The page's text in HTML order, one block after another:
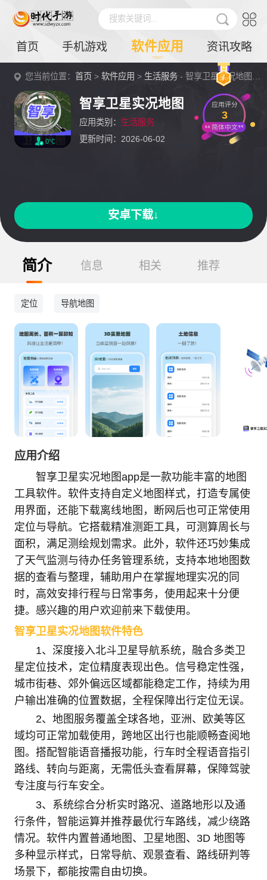
搜索关键词...
首页 手机游戏 软件应用 资讯攻略
您当前位置：首页 >软件应用 > 生活服务 - 智享卫星实况地图详情
0℃
智享卫星实况地图
应用类别： 生活服务
更新时间：2026-06-02
应用评分
3
简体中文
安卓下载↓
简介 信息 相关 推荐
定位 导航地图
应用介绍
智享卫星实况地图app是一款功能丰富的地图
工具软件。软件支持自定义地图样式，打造专属使
用界面，还能下载离线地图，断网后也可正常使用
定位与导航。它搭载精准测距工具，可测算周长与
面积，满足测绘规划需求。此外，软件还巧妙集成
了天气监测与待办任务管理系统，支持本地地图数
据的查看与整理，辅助用户在掌握地理实况的同
时，高效安排行程与日常事务，使用起来十分便
捷。感兴趣的用户欢迎前来下载使用。
智享卫星实况地图软件特色
1、深度接入北斗卫星导航系统，融合多类卫
星定位技术，定位精度表现出色。信号稳定性强，
城市街巷、郊外偏远区域都能稳定工作，持续为用
户输出准确的位置数据，全程保障出行定位无误。
2、地图服务覆盖全球各地，亚洲、欧美等区
域均可正常加载使用，跨地区出行也能顺畅查阅地
图。搭配智能语音播报功能，行车时全程语音指引
路线、转向与距离，无需低头查看屏幕，保障驾驶
专注度与行车安全。
3、系统综合分析实时路况、道路地形以及通
行条件，智能运算并推荐最优行车路线，减少绕路
情况。软件内置普通地图、卫星地图、3D 地图等
多种显示样式，日常导航、观景查看、路线研判等
场景下，都能按需自由切换。